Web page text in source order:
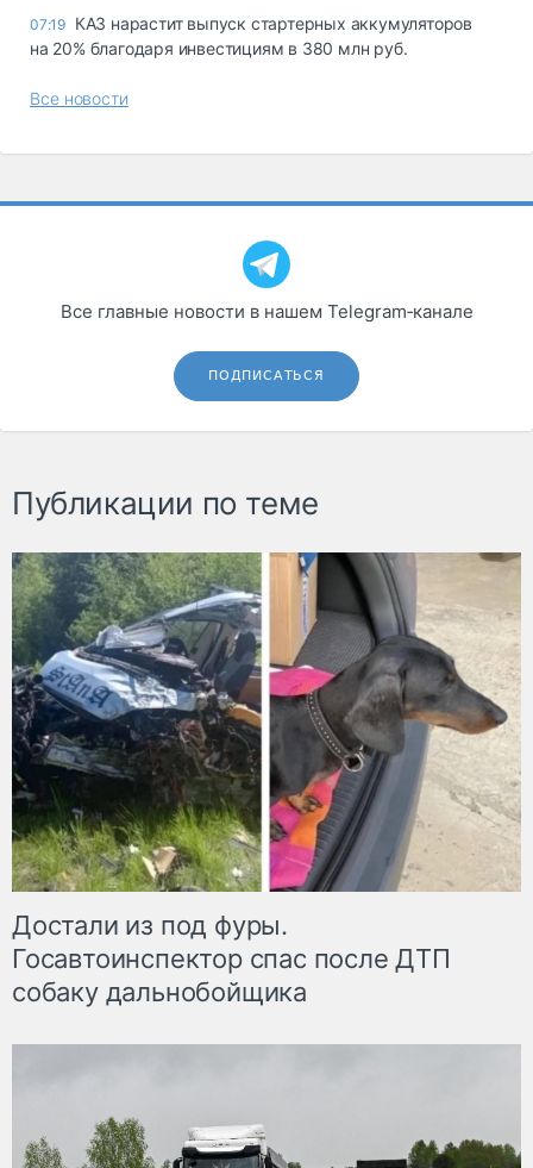
07:19 КАЗ нарастит выпуск стартерных аккумуляторов
на 20% благодаря инвестициям в 380 млн руб.
Все новости
Все главные новости в нашем Telegram‑канале
ПОДПИСАТЬСЯ
Публикации по теме
Достали из под фуры.
Госавтоинспектор спас после ДТП
собаку дальнобойщика